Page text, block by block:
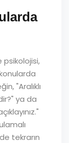
psikolojisi,
"Aralıklı
ya da
tekrarın